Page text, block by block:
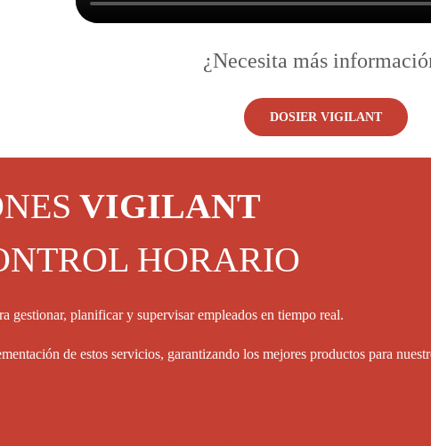
¿Necesita más
DOSIER VIGILANT
VIGILANT
HORARIO
gestionar, planificar y supervisar empleados en tiempo real.
de estos servicios, garantizando los mejores productos para